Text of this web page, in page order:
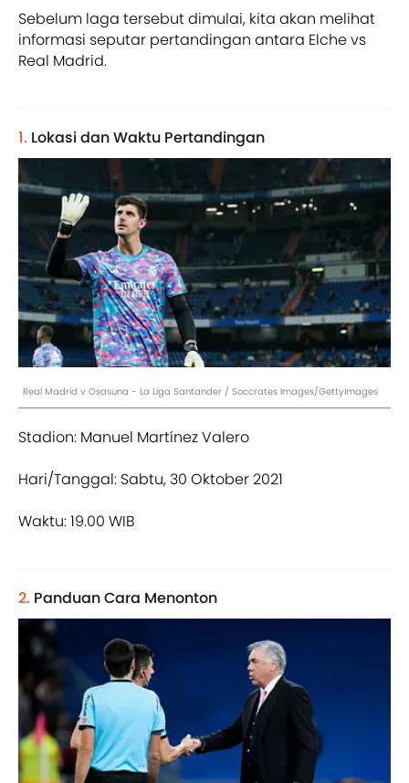
Sebelum laga tersebut dimulai, kita akan melihat
informasi seputar pertandingan antara Elche vs
Real Madrid.
1. Lokasi dan Waktu Pertandingan
Real Madrid v Osasuna - La Liga Santander / Soccrates Images/GettyImages
Stadion: Manuel Martínez Valero
Hari/Tanggal: Sabtu, 30 Oktober 2021
Waktu: 19.00 WIB
2. Panduan Cara Menonton